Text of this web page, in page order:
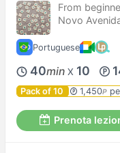
From
Novo
Portuguese
40min X 10
Pack of 10 1,450P
Prenota